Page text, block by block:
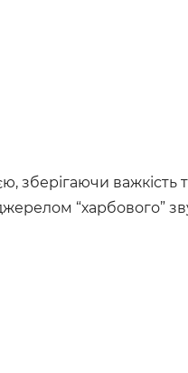
зберігаючи
“харбового”